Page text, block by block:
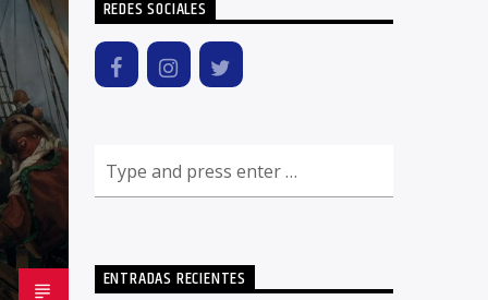
REDES SOCIALES
ENTRADAS RECIENTES